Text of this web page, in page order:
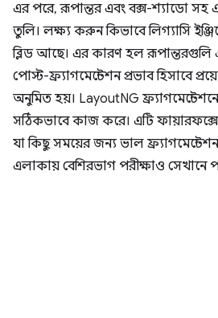
এর পরে, রূপান্তর এবং বক্স-শ্যাডো
তুলি। লক্ষ্য করুন কিভাবে লিগ্যাসি
ব্লিড আছে। এর কারণ হল
পোস্ট-ফ্র্যাগমেন্টেশন প্রভাব হিসাবে
অনুমিত হয়। LayoutNG
সঠিকভাবে কাজ করে। এটি
যা কিছু সময়ের জন্য ভাল
এলাকায় বেশিরভাগ পরীক্ষাও সেখানে